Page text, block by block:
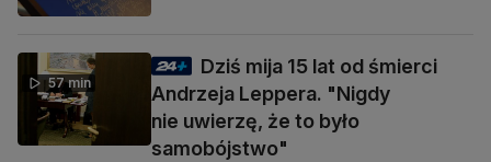
57 min
Dziś mija 15 lat od śmierci
Andrzeja Leppera. "Nigdy
nie uwierzę, że to było
samobójstwo"